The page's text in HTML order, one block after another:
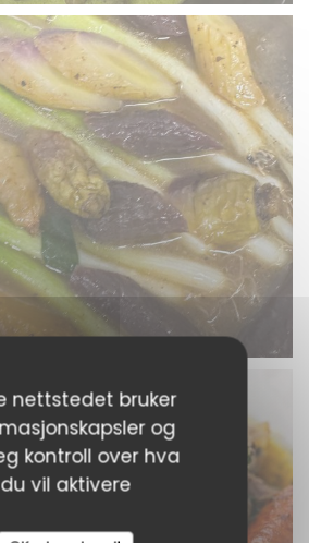
nettstedet bruker
og
kontroll over hva
du vil aktivere